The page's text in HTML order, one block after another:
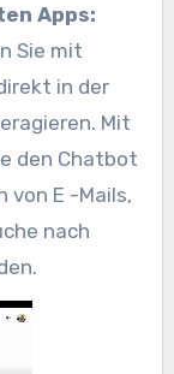
Apps:
Sie mit
in der
Mit
den Chatbot
von E -Mails,
nach